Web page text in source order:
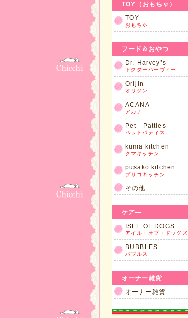
TOY（おもちゃ）
TOY
おもちゃ
フード＆おやつ
Dr. Harvey’s
ドクターハーヴィー
Orijin
オリジン
ACANA
アカナ
Pet Patties
ペットパティス
kuma kitchen
クマキッチン
pusako kitchen
プサコキッチン
その他
ケア―
ISLE OF DOGS
アイル・オブ・ドッグズ
BUBBLES
バブルス
オーナー雑貨
オーナー雑貨